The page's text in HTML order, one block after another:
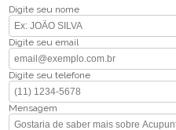
Digite seu nome
Digite seu email
Digite seu telefone
Mensagem